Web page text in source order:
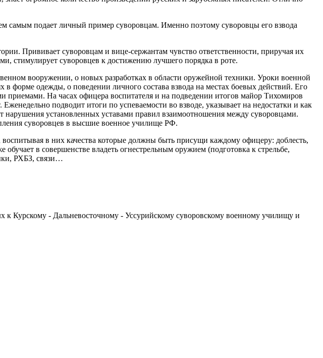
подает личный пример суворовцам. Именно поэтому суворовцы его взвода
Прививает суворовцам и вице-сержантам чувство ответственности, приручая их
стимулирует суворовцев к достижению лучшего порядка в роте.
вооружении, о новых разработках в области оружейной техники. Уроки военной
форме одежды, о поведении личного состава взвода на местах боевых действий. Его
приемами. На часах офицера воспитателя и на подведении итогов майор Тихомиров
подводит итоги по успеваемости во взводе, указывает на недостатки и как
нарушения установленных уставами правил взаимоотношения между суворовцами.
суворовцев в высшие военное училище РФ.
в них качества которые должны быть присущи каждому офицеру: доблесть,
обучает в совершенстве владеть огнестрельным оружием (подготовка к стрельбе,
РХБЗ, связи…
к Курскому - Дальневосточному - Уссурийскому суворовскому военному училищу и